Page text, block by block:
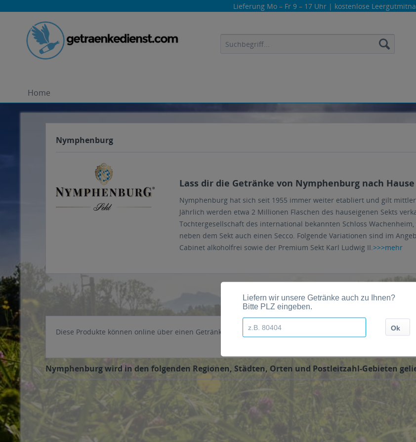
Lieferung Mo – Fr 9 – 17 Uhr | kostenlose
Home
Nymphenburg
Lass dir die Getränke von Nymphenburg nach
Nymphenburg hat sich seit 1955 immer weiter etabliert und gilt
Jährlich werden etwa 2 Millionen Flaschen des hauseigenen Sekts
Tochtergesellschaft des international bekannten Schloss
neben dem Sekt auch einen Secco. Folgende Variationen sind im
Cabinet alkoholfrei sowie der Premium Sekt Karl Ludwig II.>>>mehr
Diese Produkte können online über einen Getränkeservice bestellt werden. Der Sekt wird dann direkt vom
Nymphenburg wird in den folgenden Regionen, Städten, Orten und Postleitzahl-Gebieten